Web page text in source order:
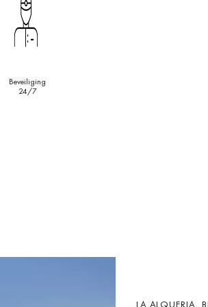
onberispelijke smaak aantrekken die
voorzieningen en alles wat Zuid-Spanje
Beveiliging
24/7
LA ALQUERIA,